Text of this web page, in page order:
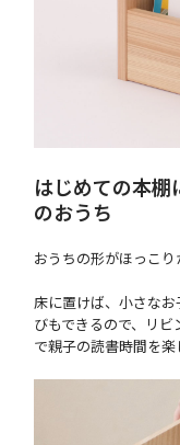
はじめての本
のおうち
おうちの形がほっこり
床に置けば、小さな
びもできるので、リ
で親子の読書時間を楽